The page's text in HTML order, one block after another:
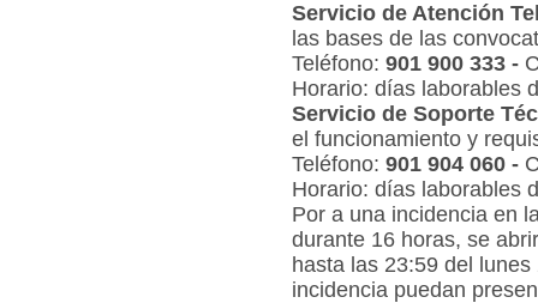
Servicio de Atención
las bases de las
Teléfono: 901 900 333 -
Horario: días laborables
Servicio de Soporte
el funcionamiento y
Teléfono: 901 904 060 -
Horario: días laborables
Por a una incidencia en
durante 16 horas, se
hasta las 23:59 del
incidencia puedan